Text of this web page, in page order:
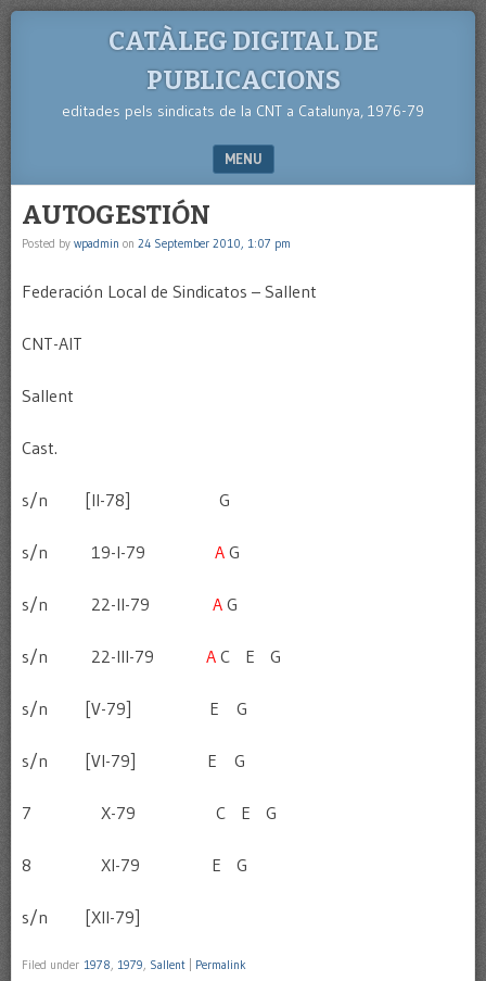
CATÀLEG DIGITAL DE
PUBLICACIONS
editades pels sindicats de la CNT a Catalunya, 1976-79
MENU
AUTOGESTIÓN
Posted by wpadmin on 24 September 2010, 1:07 pm
Federación Local de Sindicatos – Sallent
CNT-AIT
Sallent
Cast.
s/n [II-78] G
s/n 19-I-79 A G
s/n 22-II-79 A G
s/n 22-III-79 A C E G
s/n [V-79] E G
s/n [VI-79] E G
7 X-79 C E G
8 XI-79 E G
s/n [XII-79]
Filed under 1978, 1979, Sallent Permalink